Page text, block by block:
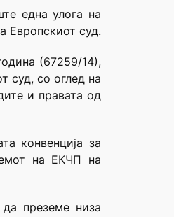
една улога на
Европскиот суд.
(67259/14),
суд, со оглед на
и правата од
конвенција за
на ЕКЧП на
преземе низа